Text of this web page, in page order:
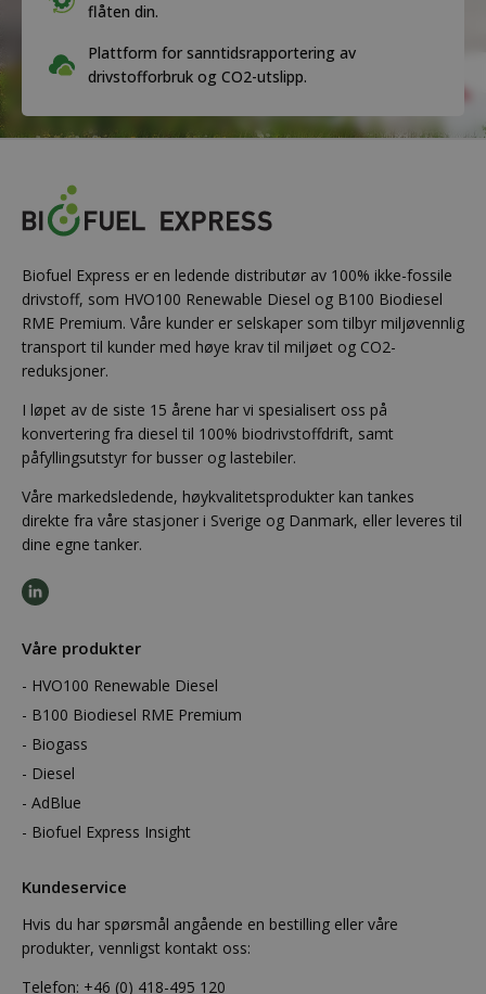
flåten din.
Plattform for sanntidsrapportering av
drivstofforbruk og CO2-utslipp.
Biofuel Express er en ledende distributør av 100% ikke-fossile
drivstoff, som HVO100 Renewable Diesel og B100 Biodiesel
RME Premium. Våre kunder er selskaper som tilbyr miljøvennlig
transport til kunder med høye krav til miljøet og CO2-
reduksjoner.
I løpet av de siste 15 årene har vi spesialisert oss på
konvertering fra diesel til 100% biodrivstoffdrift, samt
påfyllingsutstyr for busser og lastebiler.
Våre markedsledende, høykvalitetsprodukter kan tankes
direkte fra våre stasjoner i Sverige og Danmark, eller leveres til
dine egne tanker.
Våre produkter
HVO100 Renewable Diesel
B100 Biodiesel RME Premium
Biogass
Diesel
AdBlue
Biofuel Express Insight
Kundeservice
Hvis du har spørsmål angående en bestilling eller våre
produkter, vennligst kontakt oss:
Telefon: +46 (0) 418-495 120